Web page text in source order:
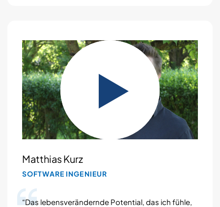
Matthias Kurz
SOFTWARE INGENIEUR
“Das lebensverändernde Potential, das ich fühle,